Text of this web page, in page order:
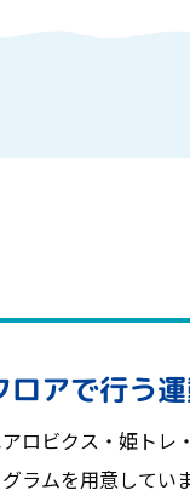
ロアで行う
ロビクス・姫トレ
ラムを用意していま